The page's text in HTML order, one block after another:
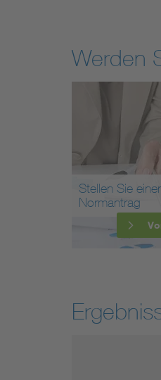
Werden
Stellen Sie
Normantrag